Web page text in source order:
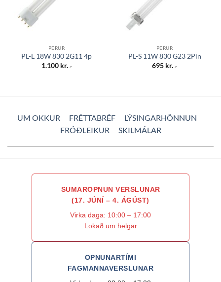
PERUR
PL-L 18W 830 2G11 4p
1.100 kr. .-
PERUR
PL-S 11W 830 G23 2Pin
695 kr. .-
UM OKKUR FRÉTTABRÉF
LÝSINGARHÖNNUN
FRÓÐLEIKUR
SKILMÁLAR
SUMAROPNUN VERSLUNAR
(17. JÚNÍ – 4. ÁGÚST)
Virka daga: 10:00 – 17:00
Lokað um helgar
OPNUNARTÍMI
FAGMANNAVERSLUNAR